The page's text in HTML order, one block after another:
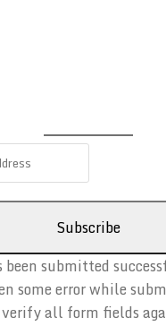
Subscribe
been submitted
some error while
all form fields